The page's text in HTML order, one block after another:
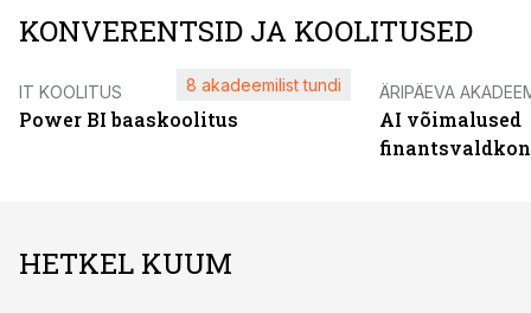
KONVERENTSID JA KOOLITUSED
IT KOOLITUS
Power BI baaskoolitus
8 akadeemilist tundi ÄRIPÄEVA
AI võimalused
HETKEL KUUM